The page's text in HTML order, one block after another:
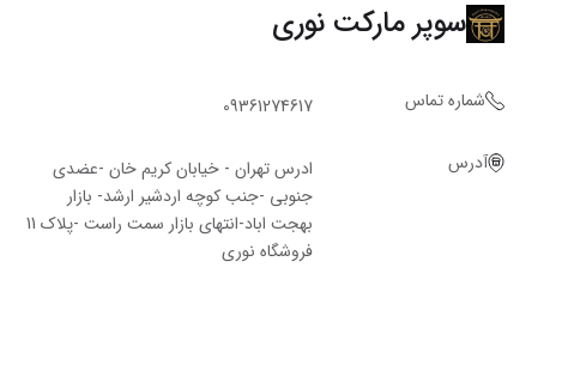
سوپر مارکت نوری
شماره تماس 09361274617
آدرس
ادرس تهران - خیابان کریم خان -عضدی
جنوبی -جنب کوچه اردشیر ارشد- بازار
بهجت اباد-انتهای بازار سمت راست -پلاک 11
فروشگاه‌ نوری